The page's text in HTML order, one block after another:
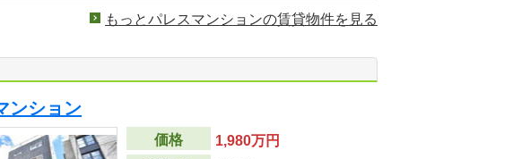
もっとパレスマンションの賃貸物件を見る
ンション
価格
1,980万円